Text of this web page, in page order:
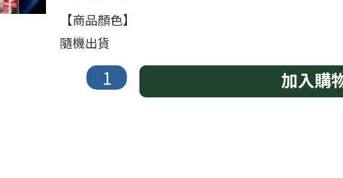
【商品顏色】
隨機出貨
加入購